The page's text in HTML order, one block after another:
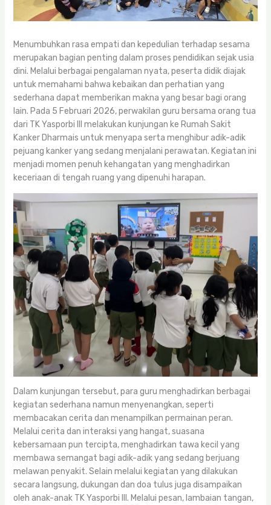
Menumbuhkan rasa empati dan kepedulian terhadap sesama
merupakan bagian penting dalam proses pendidikan sejak usia
dini. Melalui berbagai pengalaman nyata, peserta didik diajak
untuk memahami bahwa kebaikan dan perhatian yang
sederhana dapat memberikan makna yang besar bagi orang
lain. Pada 5 Februari 2026, perwakilan guru bersama orang tua
dari TK Yasporbi III melakukan kunjungan ke Rumah Sakit
Kanker Dharmais untuk menyapa serta menghibur adik-adik
pejuang kanker yang sedang menjalani perawatan. Kegiatan ini
menjadi momen penuh kehangatan yang menghadirkan
keceriaan di tengah ruang yang dipenuhi harapan.
Dalam kunjungan tersebut, para guru menghadirkan berbagai
kegiatan sederhana namun menyenangkan, seperti
membacakan cerita dan menampilkan permainan peran.
Melalui cerita dan interaksi yang hangat, suasana
kebersamaan pun tercipta, menghadirkan tawa kecil yang
membawa semangat bagi adik-adik yang sedang berjuang
melawan penyakit. Selain melalui kegiatan yang dilakukan
secara langsung, dukungan dan doa tulus juga disampaikan
oleh anak-anak TK Yasporbi III. Melalui pesan, lambaian tangan,